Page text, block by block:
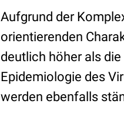
Aufgrund der
orientierenden
deutlich höher als
Epidemiologie des
werden ebenfalls